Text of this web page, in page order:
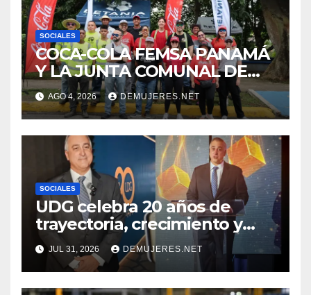
SOCIALES
COCA-COLA FEMSA PANAMÁ
Y LA JUNTA COMUNAL DE
BETANIA IMPULSAN
JORNADA DE LIMPIEZA
PARA FORTALECER EL
CUIDADO DE LOS ESPACIOS
COMUNITARIOS
AGO 4, 2026 DEMUJERES.NET
SOCIALES
UDG celebra 20 años de
trayectoria, crecimiento y
compromiso con Panamá
JUL 31, 2026 DEMUJERES.NET